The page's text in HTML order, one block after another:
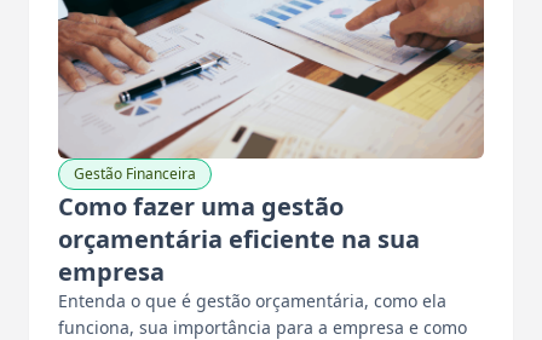
Gestão Financeira
Como fazer uma gestão
orçamentária eficiente na sua
empresa
Entenda o que é gestão orçamentária, como ela
funciona, sua importância para a empresa e como